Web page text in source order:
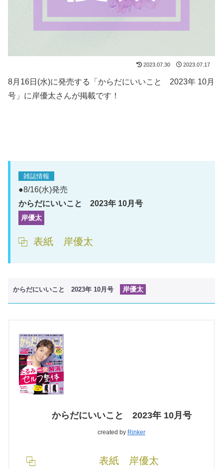
2023.07.30 2023.07.17
8月16日(水)に発売する「からだにいいこと 2023年 10月
号」に岸優太さんが掲載です！
雑誌情報
●8/16(水)発売
からだにいいこと 2023年 10月号
岸優太
表紙 岸優太
からだにいいこと 2023年 10月号 岸優太
からだにいいこと 2023年 10月号
created by Rinker
表紙 岸優太